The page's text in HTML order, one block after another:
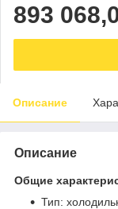
893
Описание
Описание
Общие
Тип: